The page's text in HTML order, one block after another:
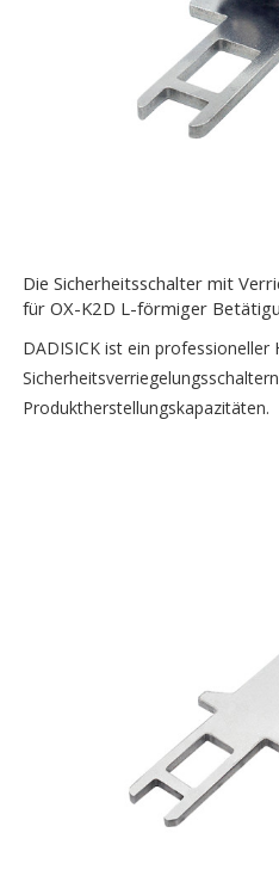
Die Sicherheitsschalter mit
für OX-K2D L-förmiger
DADISICK ist ein professioneller
Produktherstellungskapazitäten.